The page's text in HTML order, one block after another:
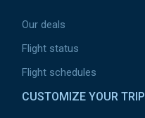
Our deals
Flight status
Flight schedules
CUSTOMIZE YOUR TRIP